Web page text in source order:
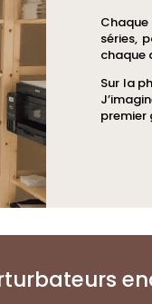
séries,
chaque
Sur la
premier